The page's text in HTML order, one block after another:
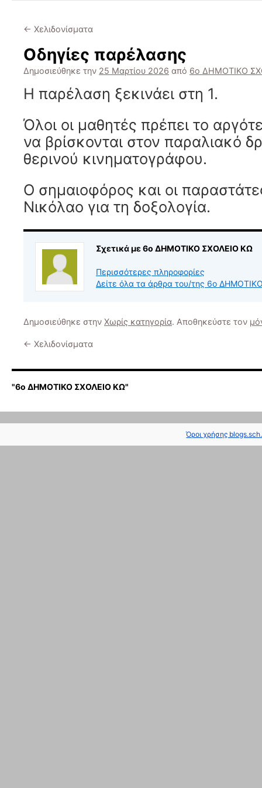
← Χελιδονίσματα
Οδηγίες παρέλασης
Δημοσιεύθηκε την 25 Μαρτίου 2026 από 6ο ΔΗΜΟΤΙΚΟ
Η παρέλαση ξεκινάει στη 1.
Όλοι οι μαθητές πρέπει το
να βρίσκονται στον παραλιακό
θερινού κινηματογράφου.
Ο σημαιοφόρος και οι
Νικόλαο για τη δοξολογία.
Σχετικά με 6ο ΔΗΜΟΤΙΚΟ ΣΧΟΛΕΙΟ ΚΩ
Περισσότερες πληροφορίες
Δείτε όλα τα άρθρα του/της 6ο
Δημοσιεύθηκε στην Χωρίς κατηγορία. Αποθηκεύστε τον
← Χελιδονίσματα
"6ο ΔΗΜΟΤΙΚΟ ΣΧΟΛΕΙΟ ΚΩ"
Όροι χρήσης